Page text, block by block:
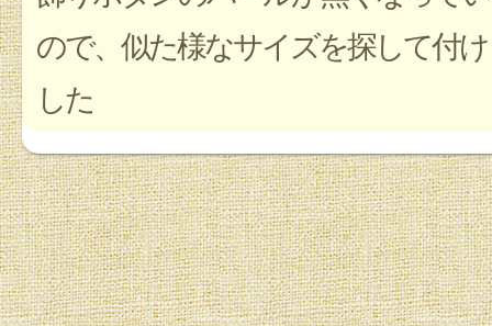
ので、似た様なサイズを探して付
した